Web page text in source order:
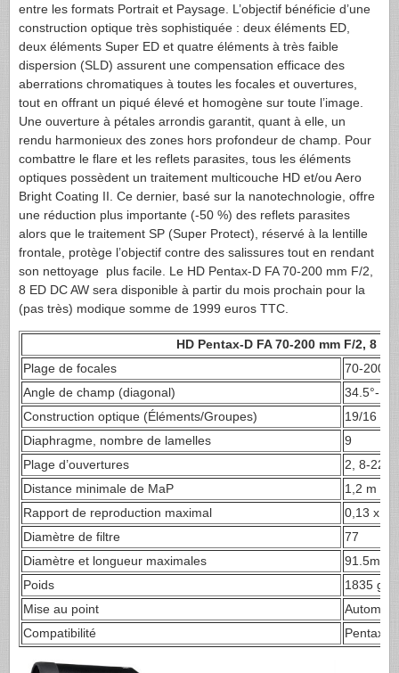
entre les formats Portrait et Paysage. L’objectif bénéficie d’une
construction optique très sophistiquée : deux éléments ED,
deux éléments Super ED et quatre éléments à très faible
dispersion (SLD) assurent une compensation efficace des
aberrations chromatiques à toutes les focales et ouvertures,
tout en offrant un piqué élevé et homogène sur toute l’image.
Une ouverture à pétales arrondis garantit, quant à elle, un
rendu harmonieux des zones hors profondeur de champ. Pour
combattre le flare et les reflets parasites, tous les éléments
optiques possèdent un traitement multicouche HD et/ou Aero
Bright Coating II. Ce dernier, basé sur la nanotechnologie, offre
une réduction plus importante (-50 %) des reflets parasites
alors que le traitement SP (Super Protect), réservé à la lentille
frontale, protège l’objectif contre des salissures tout en rendant
son nettoyage plus facile. Le HD Pentax-D FA 70-200 mm F/2,
8 ED DC AW sera disponible à partir du mois prochain pour la
(pas très) modique somme de 1999 euros TTC.
HD Pentax-D FA 70-200 mm F/2, 8 ED
Plage de focales
70-
Angle de champ (diagonal)
34.5°-
Construction optique (Éléments/Groupes)
19/16
Diaphragme, nombre de lamelles
9
Plage d’ouvertures
2, 8-22
Distance minimale de MaP
1,2 m
Rapport de reproduction maximal
0,13 x
Diamètre de filtre
77
Diamètre et longueur maximales
91.5mm
Poids
1835 g
Mise au point
Compatibilité
Pentax